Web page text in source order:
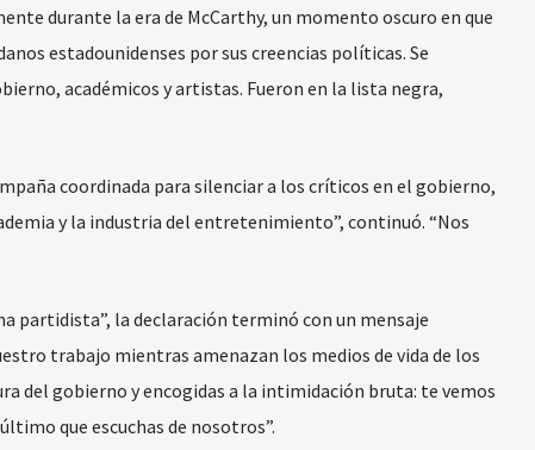
durante la era de McCarthy, un momento oscuro en que
estadounidenses por sus creencias políticas. Se
académicos y artistas. Fueron en la lista negra,
coordinada para silenciar a los críticos en el gobierno,
y la industria del entretenimiento”, continuó. “Nos
partidista”, la declaración terminó con un mensaje
trabajo mientras amenazan los medios de vida de los
del gobierno y encogidas a la intimidación bruta: te vemos
que escuchas de nosotros”.